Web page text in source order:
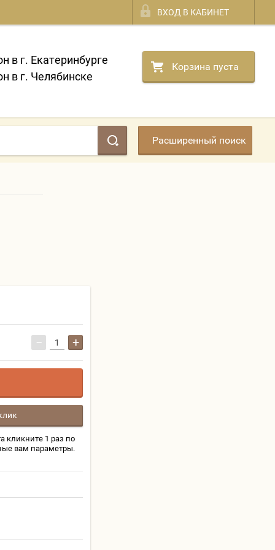
ВХОД В КАБИНЕТ
в г. Екатеринбурге
в г. Челябинске
Корзина пуста
Расширенный поиск
− +
кликните 1 раз по
вам параметры.